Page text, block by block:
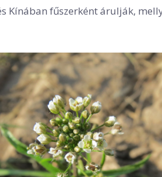
Kínában fűszerként árulják,